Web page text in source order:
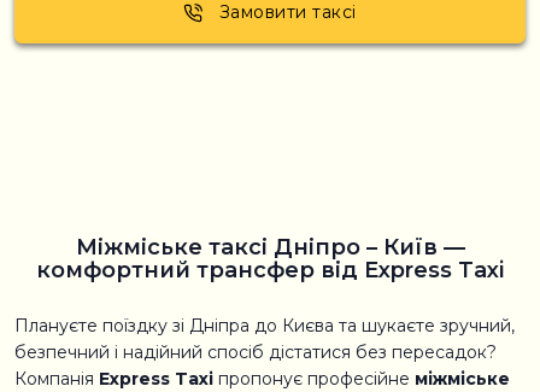
Замовити таксі
Міжміське таксі Дніпро – Київ —
комфортний трансфер від Express Taxi
Плануєте поїздку зі Дніпра до Києва та шукаєте зручний,
безпечний і надійний спосіб дістатися без пересадок?
Компанія Express Taxi пропонує професійне міжміське